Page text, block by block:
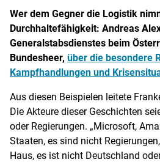
Wer dem Gegner die Logistik
Durchhaltefähigkeit: Andreas
Generalstabsdienstes beim
Bundesheer, über die besondere
Kampfhandlungen und
Aus diesen Beispielen leitete
Die Akteure dieser Geschichten
oder Regierungen. „Microsoft,
Staaten, es sind nicht
Haus, es ist nicht Deutschland